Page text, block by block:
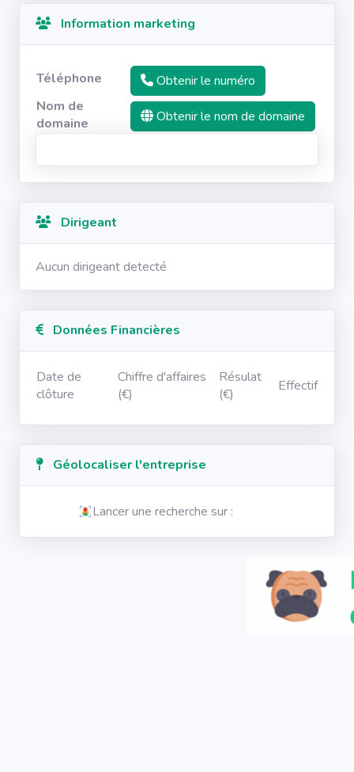
Information marketing
Téléphone
Obtenir le numéro
Nom de
domaine
Obtenir le nom de domaine
Dirigeant
Aucun dirigeant detecté
Données Financières
Date de
clôture
Chiffre d'affaires
(€)
Résulat
(€)
Effectif
Géolocaliser l'entreprise
Lancer une recherche sur :